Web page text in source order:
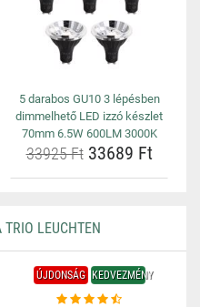
5 darabos GU10 3 lépésben
dimmelhető LED izzó készlet
70mm 6.5W 600LM 3000K
33925 Ft33689 Ft
TRIO LEUCHTEN
ÚJDONSÁG KEDVEZMÉNY